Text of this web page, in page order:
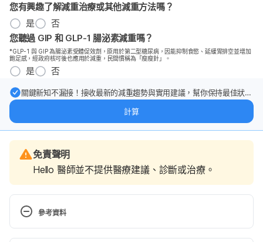
您有興趣了解減重治療或其他減重方法嗎？
是
否
您聽過 GIP 和 GLP-1 腸泌素減重嗎？
*GLP-1 與 GIP 為腸泌素受體促效劑，原用於第二型糖尿病，因能抑制食慾、延緩胃排空並增加
飽足感，經政府核可後也應用於減重，民間慣稱為「瘦瘦針」。
是 否
關鍵新知不漏接！接收最新的減重趨勢與實用建議，幫你保持最佳狀
計算
免責聲明
Hello 醫師並不提供醫療建議、診斷或治療。
參考資料